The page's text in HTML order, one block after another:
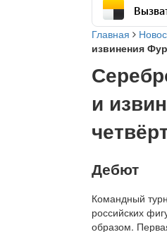
Главная
извинения
и
Дебют
Командный
российских
образом.